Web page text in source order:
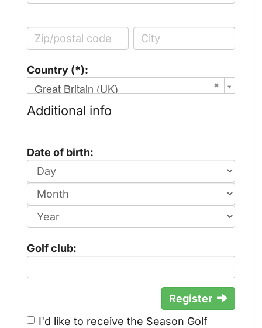
Country (*):
Great Britain (UK)
Additional info
Date of birth:
Golf club:
Register
I'd like to receive the Season Golf